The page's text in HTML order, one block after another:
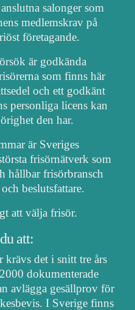
salonger som
medlemskrav på
företagande.
är godkända
som finns här
och ett godkänt
personliga licens kan
den har.
är Sveriges
frisörnätverk som
hållbar frisörbransch
beslutsfattare.
att välja frisör.
att:
det i snitt tre års
dokumenterade
avlägga gesällprov för
I Sverige finns